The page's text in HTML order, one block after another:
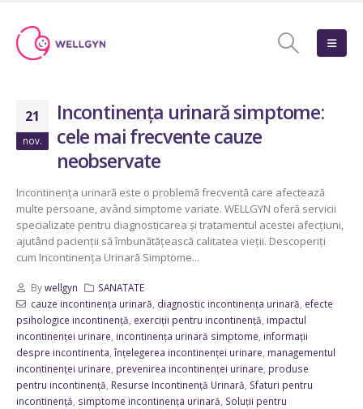
21
nov.
Incontinența urinară simptome:
cele mai frecvente cauze
neobservate
Incontinența urinară este o problemă frecventă care afectează
multe persoane, având simptome variate. WELLGYN oferă servicii
specializate pentru diagnosticarea și tratamentul acestei afecțiuni,
ajutând pacienții să îmbunătățească calitatea vieții. Descoperiți
cum Incontinența Urinară Simptome...
Bywellgyn
SANATATE
cauze incontinența urinară diagnostic incontinența urinară efecte
psihologice incontinență exerciții pentru incontinență impactul
incontinenței urinare incontinența urinară simptome informații
despre incontinenta ,înțelegerea incontinenței urinare managementul
incontinenței urinare prevenirea incontinenței urinare produse
pentru incontinență Resurse Incontinență Urinară Sfaturi pentru
incontinență simptome incontinența urinară Soluții pentru